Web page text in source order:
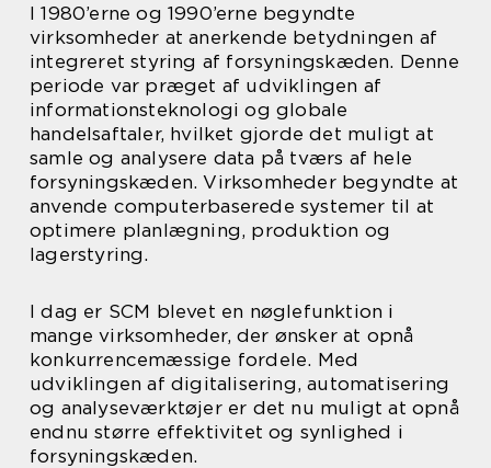
I 1980’erne og 1990’erne begyndte
virksomheder at anerkende betydningen af
integreret styring af forsyningskæden. Denne
periode var præget af udviklingen af
informationsteknologi og globale
handelsaftaler, hvilket gjorde det muligt at
samle og analysere data på tværs af hele
forsyningskæden. Virksomheder begyndte at
anvende computerbaserede systemer til at
optimere planlægning, produktion og
lagerstyring.
I dag er SCM blevet en nøglefunktion i
mange virksomheder, der ønsker at opnå
konkurrencemæssige fordele. Med
udviklingen af digitalisering, automatisering
og analyseværktøjer er det nu muligt at opnå
endnu større effektivitet og synlighed i
forsyningskæden.